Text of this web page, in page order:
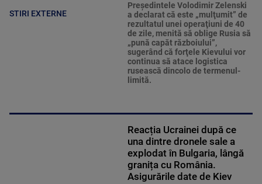
STIRI EXTERNE
Preşedintele Volodimir Zelenski
a declarat că este „mulţumit” de
rezultatul unei operaţiuni de 40
de zile, menită să oblige Rusia să
„pună capăt războiului”,
sugerând că forţele Kievului vor
continua să atace logistica
rusească dincolo de termenul-
limită.
Reacția Ucrainei după ce
una dintre dronele sale a
explodat în Bulgaria, lângă
granița cu România.
Asigurările date de Kiev